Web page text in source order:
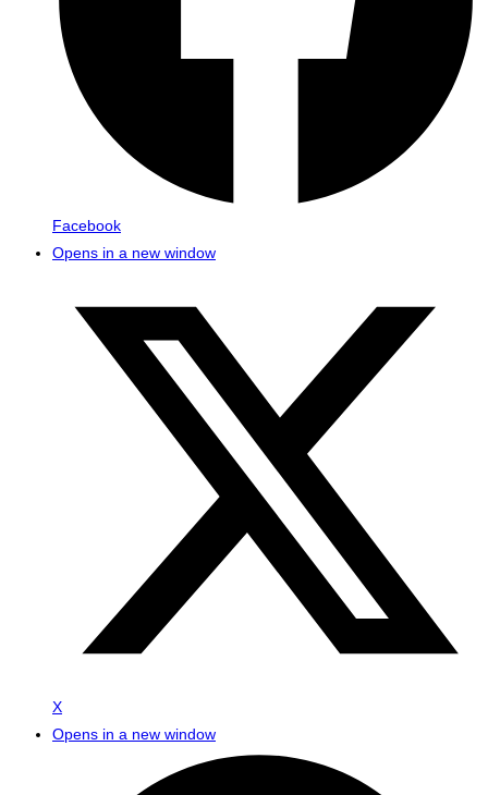
Facebook
Opens in a new window
X
Opens in a new window